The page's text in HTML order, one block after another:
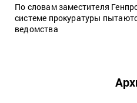
По словам заместителя
системе прокуратуры
ведомства